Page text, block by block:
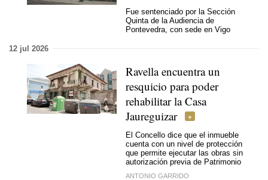
Fue sentenciado por la Sección
Quinta de la Audiencia de
Pontevedra, con sede en Vigo
12 jul 2026
Ravella encuentra un
resquicio para poder
rehabilitar la Casa
Jaureguizar
El Concello dice que el inmueble
cuenta con un nivel de protección
que permite ejecutar las obras sin
autorización previa de Patrimonio
ANTONIO GARRIDO